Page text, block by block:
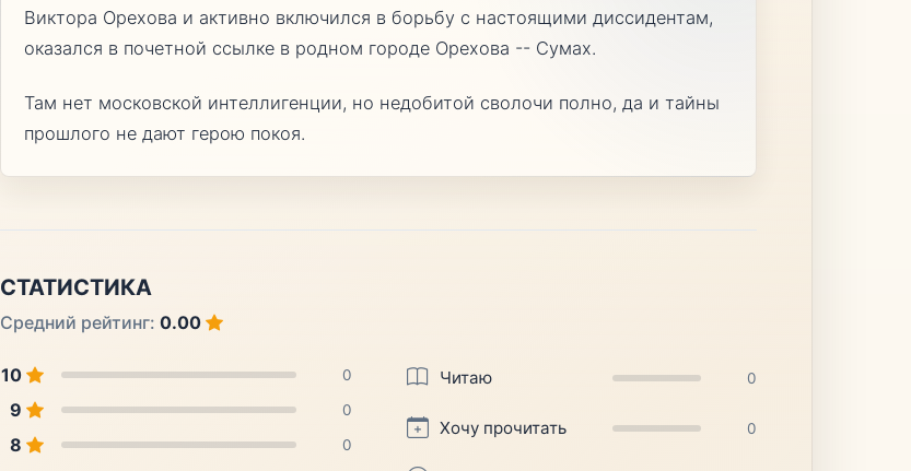
Виктора Орехова и активно включился в борьбу с настоящими диссидентам,
оказался в почетной ссылке в родном городе Орехова -- Сумах.
Там нет московской интеллигенции, но недобитой сволочи полно, да и тайны
прошлого не дают герою покоя.
СТАТИСТИКА
Средний рейтинг: 0.00
10 0
9 0
8 0
Читаю 0
Хочу прочитать 0